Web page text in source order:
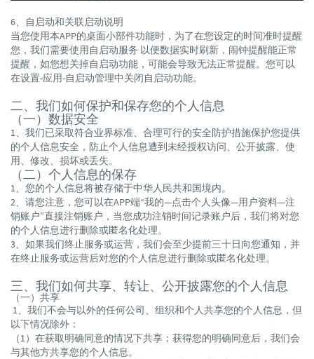
6、自启动和关联启动说明
当您使用本APP的桌面小部件功能时，为了在您设定的时间准时提醒
您，我们需要使用自启动服务 以便数据实时刷新，闹钟提醒能正常
提醒，如您想关掉自启动功能，可能会导致无法正常提醒。您可以
在设置-应用-自启动管理中关闭自启动功能。
二、我们如何保护和保存您的个人信息
（一）数据安全
1、我们已采取符合业界标准、合理可行的安全防护措施保护您提供
的个人信息安全，防止个人信息遭到未经授权访问、公开披露、使
用、修改、损坏或丢失。
（二）个人信息的保存
1、您的个人信息将被存储于中华人民共和国境内。
2、请您注意，您可以在APP端“我的—点击个人头像—用户资料—注
销账户”直接注销账户，当您成功注销时间记录账户后，我们将对您
的个人信息进行删除或匿名化处理。
3、如果我们终止服务或运营，我们会至少提前三十日向您通知，并
在终止服务或运营后对您的个人信息进行删除或匿名化处理。
三、我们如何共享、转让、公开披露您的个人信息
（一）共享
1、我们不会与以外的任何公司、组织和个人共享您的个人信息，但
以下情况除外：
（1）在获取明确同意的情况下共享；获得您的明确同意后，我们会
与其他方共享您的个人信息。